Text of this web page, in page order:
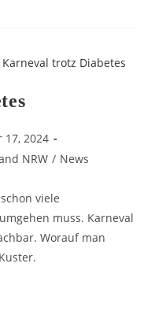
17, 2024
NRW / News
viele
muss. Karneval
Worauf man